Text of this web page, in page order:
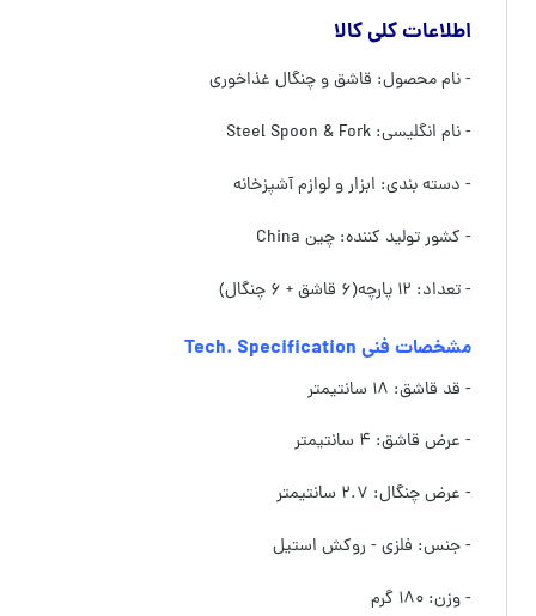
اطلاعات کلی کالا
- نام محصول: قاشق و چنگال غذاخوری
- نام انگلیسی: Steel Spoon & Fork
- دسته بندی: ابزار و لوازم آشپزخانه
- کشور تولید کننده: چین China
- تعداد: ۱۲ پارچه(۶ قاشق + ۶ چنگال)
مشخصات فنی Tech. Specification
- قد قاشق: ۱۸ سانتیمتر
- عرض قاشق: ۴ سانتیمتر
- عرض چنگال: ۲.۷ سانتیمتر
- جنس: فلزی - روکش استیل
- وزن: ۱۸۰ گرم